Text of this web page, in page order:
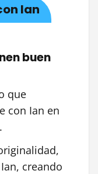
Ian
buen
que
con Ian en
creando